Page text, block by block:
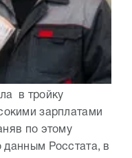
в тройку
зарплатами
по этому
данным Росстата, в